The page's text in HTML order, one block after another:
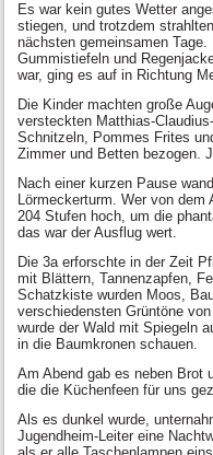
Es war kein gutes Wetter
stiegen, und trotzdem
nächsten gemeinsamen
Gummistiefeln und
war, ging es auf in Richtung
Die Kinder machten große
versteckten Matthias-
Schnitzeln, Pommes Frites
Zimmer und Betten bezogen.
Nach einer kurzen Pause
Lörmeckerturm. Wer von
204 Stufen hoch, um die
das war der Ausflug wert.
Die 3a erforschte in der Zeit
mit Blättern, Tannenzapfen,
Schatzkiste wurden Moos,
verschiedensten Grüntöne
wurde der Wald mit Spiegeln
in die Baumkronen schauen.
Am Abend gab es neben Brot
die die Küchenfeen für uns
Als es dunkel wurde,
Jugendheim-Leiter eine